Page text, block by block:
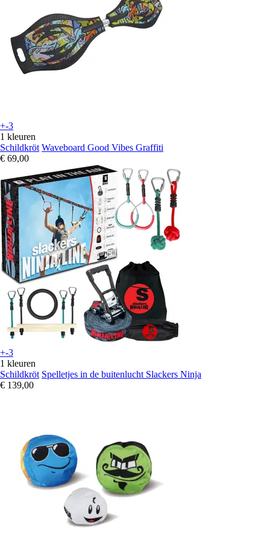
+-3
1 kleuren
Schildkröt Waveboard Good Vibes Graffiti
€ 69,00
+-3
1 kleuren
Schildkröt Spelletjes in de buitenlucht Slackers Ninja
€ 139,00